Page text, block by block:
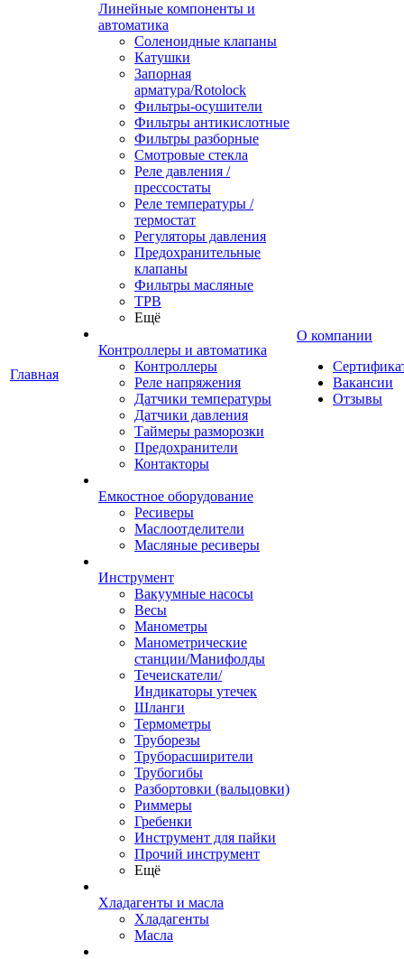
Главная
Линейные компоненты и
автоматика
Соленоидные клапаны
Катушки
Запорная
арматура/Rotolock
Фильтры-осушители
Фильтры антикислотные
Фильтры разборные
Смотровые стекла
Реле давления /
прессостаты
Реле температуры /
термостат
Регуляторы давления
Предохранительные
клапаны
Фильтры масляные
ТРВ
Ещё
Контроллеры и автоматика
Контроллеры
Реле напряжения
Датчики температуры
Датчики давления
Таймеры разморозки
Предохранители
Контакторы
Емкостное оборудование
Ресиверы
Маслоотделители
Масляные ресиверы
Инструмент
Вакуумные насосы
Весы
Манометры
Манометрические
станции/Манифолды
Течеискатели/
Индикаторы утечек
Шланги
Термометры
Труборезы
Труборасширители
Трубогибы
Разбортовки (вальцовки)
Риммеры
Гребенки
Инструмент для пайки
Прочий инструмент
Ещё
Хладагенты и масла
Хладагенты
Масла
О компании
Вакансии
Отзывы